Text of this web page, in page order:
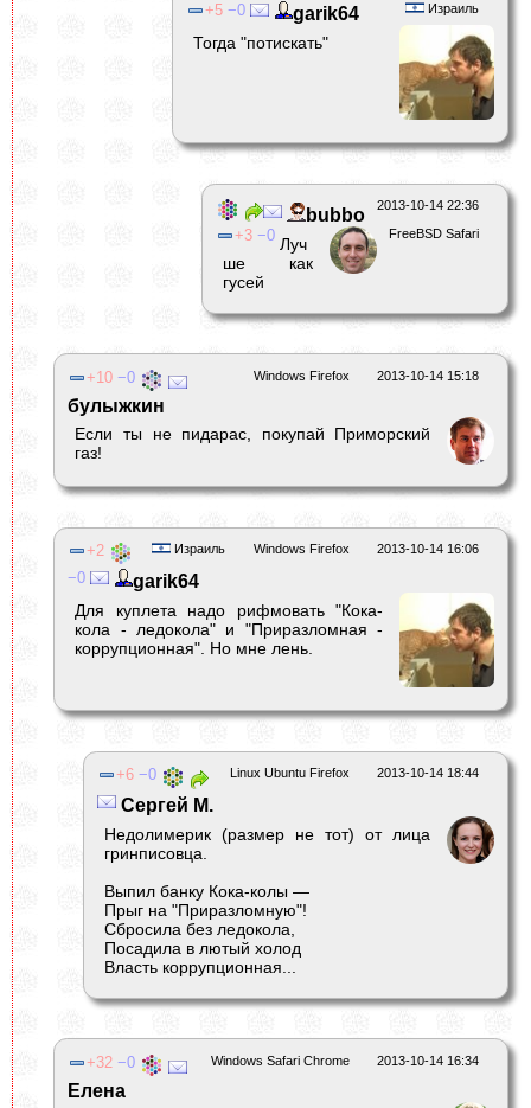
Израиль
5 0 garik64
Тогда "потискать"
2013-10-14 22:36
FreeBSD Safari
3 0
bubbo
Луч
ше как
гусей
2013-10-14 15:18
Windows Firefox
10 0
булыжкин
Если ты не пидарас, покупай Приморский
газ!
2013-10-14 16:06
Windows Firefox
Израиль
2
0
garik64
Для куплета надо рифмовать "Кока-
кола - ледокола" и "Приразломная -
коррупционная". Но мне лень.
2013-10-14 18:44
Linux Ubuntu Firefox
6 0
Сергей М.
Недолимерик (размер не тот) от лица
гринписовца.
Выпил банку Кока-колы —
Прыг на "Приразломную"!
Сбросила без ледокола,
Посадила в лютый холод
Власть коррупционная...
2013-10-14 16:34
Windows Safari Chrome
32 0
Елена